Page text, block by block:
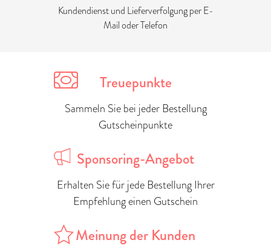
Kundendienst und Lieferverfolgung per E-
Mail oder Telefon
Treuepunkte
Sammeln Sie bei jeder Bestellung
Gutscheinpunkte
Sponsoring-Angebot
Erhalten Sie für jede Bestellung Ihrer
Empfehlung einen Gutschein
Meinung der Kunden